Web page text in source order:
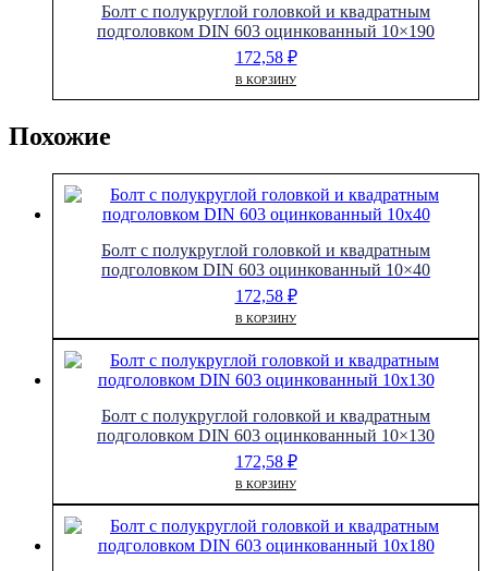
Болт с полукруглой головкой и квадратным
подголовком DIN 603 оцинкованный 10×190
172,58 ₽
В КОРЗИНУ
Похожие
Болт с полукруглой головкой и квадратным
подголовком DIN 603 оцинкованный 10×40
172,58 ₽
В КОРЗИНУ
Болт с полукруглой головкой и квадратным
подголовком DIN 603 оцинкованный 10×130
172,58 ₽
В КОРЗИНУ